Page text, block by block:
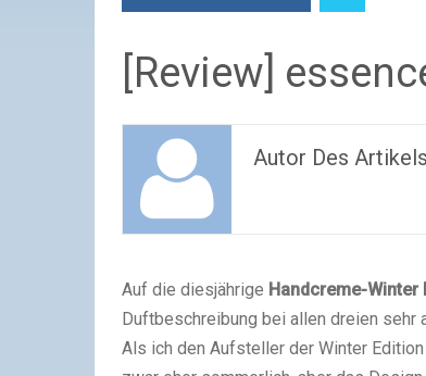
[Review]
Autor Des
Auf die diesjährige Handcreme-Winter
Duftbeschreibung bei allen dreien sehr
Als ich den Aufsteller der Winter